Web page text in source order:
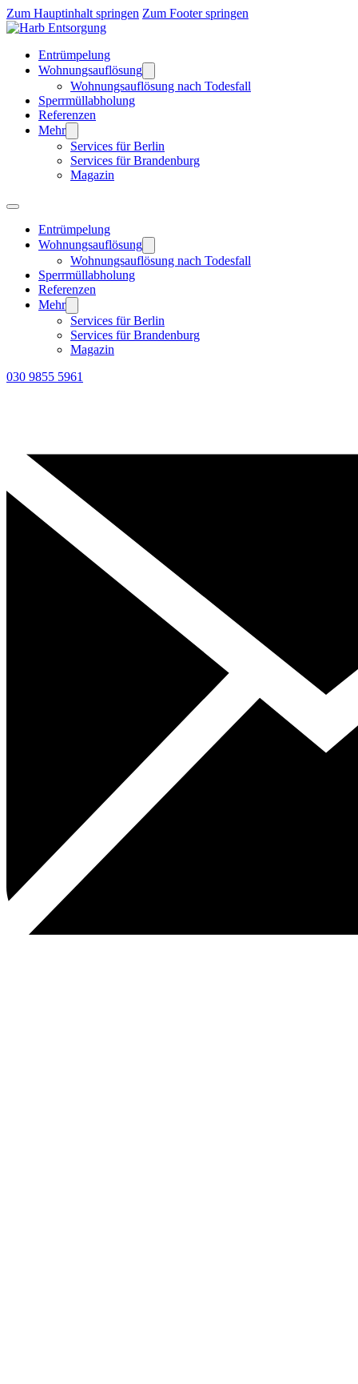
Zum Hauptinhalt springen Zum Footer springen
Entrümpelung
Wohnungsauflösung
Wohnungsauflösung nach Todesfall
Sperrmüllabholung
Referenzen
Mehr
Services für Berlin
Services für Brandenburg
Magazin
Entrümpelung
Wohnungsauflösung
Wohnungsauflösung nach Todesfall
Sperrmüllabholung
Referenzen
Mehr
Services für Berlin
Services für Brandenburg
Magazin
030 9855 5961